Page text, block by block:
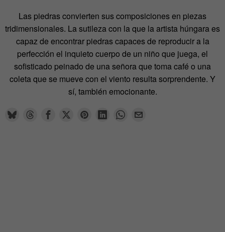
Las piedras convierten sus composiciones en piezas
tridimensionales. La sutileza con la que la artista húngara es
capaz de encontrar piedras capaces de reproducir a la
perfección el inquieto cuerpo de un niño que juega, el
sofisticado peinado de una señora que toma café o una
coleta que se mueve con el viento resulta sorprendente. Y
sí, también emocionante.